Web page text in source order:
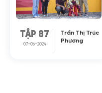
TẬP 87
07-06-2024
Trần Thị Trúc
Phương